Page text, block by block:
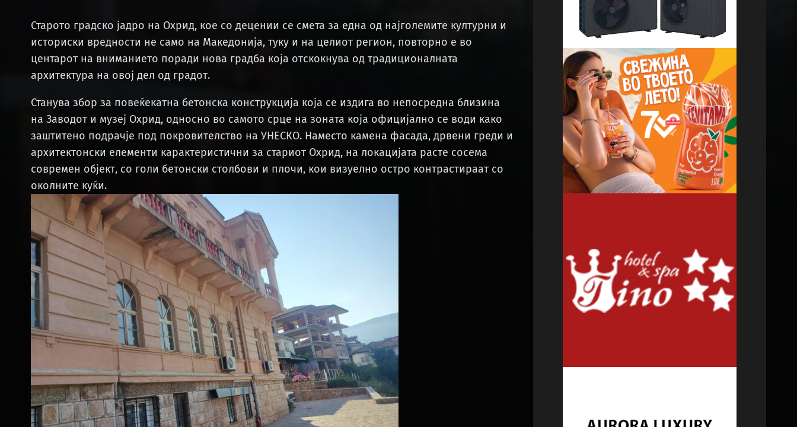
Старото градско јадро на Охрид, кое со децении се смета за една од најголемите културни и
историски вредности не само на Македонија, туку и на целиот регион, повторно е во
центарот на вниманието поради нова градба која отскокнува од традиционалната
архитектура на овој дел од градот.
Станува збор за повеќекатна бетонска конструкција која се издига во непосредна близина
на Заводот и музеј Охрид, односно во самото срце на зоната која официјално се води како
заштитено подрачје под покровителство на УНЕСКО. Наместо камена фасада, дрвени греди и
архитектонски елементи карактеристични за стариот Охрид, на локацијата расте сосема
современ објект, со голи бетонски столбови и плочи, кои визуелно остро контрастираат со
околните куќи.